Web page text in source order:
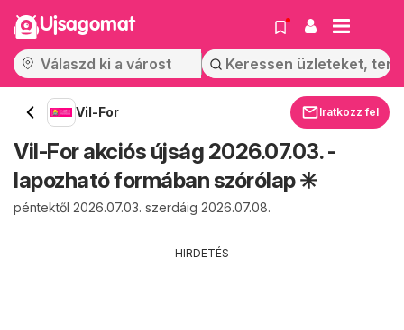
Ujsagomat
Vil-For Iratkozz fel
Vil-For akciós újság 2026.07.03. -
lapozható formában szórólap ✳️
péntektől 2026.07.03. szerdáig 2026.07.08.
HIRDETÉS